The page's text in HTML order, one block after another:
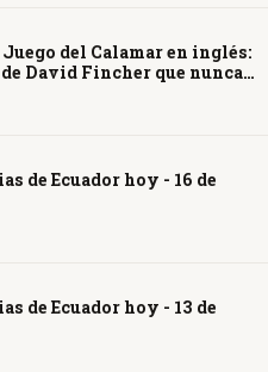
del Calamar en inglés:
David Fincher que nunca
de Ecuador hoy - 16 de
de Ecuador hoy - 13 de